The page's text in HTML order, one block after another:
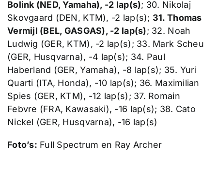
Bolink (NED, Yamaha), -2 lap(s); 30. Nikolaj
Skovgaard (DEN, KTM), -2 lap(s); 31. Thomas
Vermijl (BEL, GASGAS), -2 lap(s); 32. Noah
Ludwig (GER, KTM), -2 lap(s); 33. Mark Scheu
(GER, Husqvarna), -4 lap(s); 34. Paul
Haberland (GER, Yamaha), -8 lap(s); 35. Yuri
Quarti (ITA, Honda), -10 lap(s); 36. Maximilian
Spies (GER, KTM), -12 lap(s); 37. Romain
Febvre (FRA, Kawasaki), -16 lap(s); 38. Cato
Nickel (GER, Husqvarna), -16 lap(s)
Foto’s: Full Spectrum en Ray Archer